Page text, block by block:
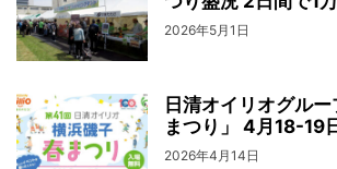
2026年5月1日
日清オイリオグル
まつり」 4月18-19
2026年4月14日